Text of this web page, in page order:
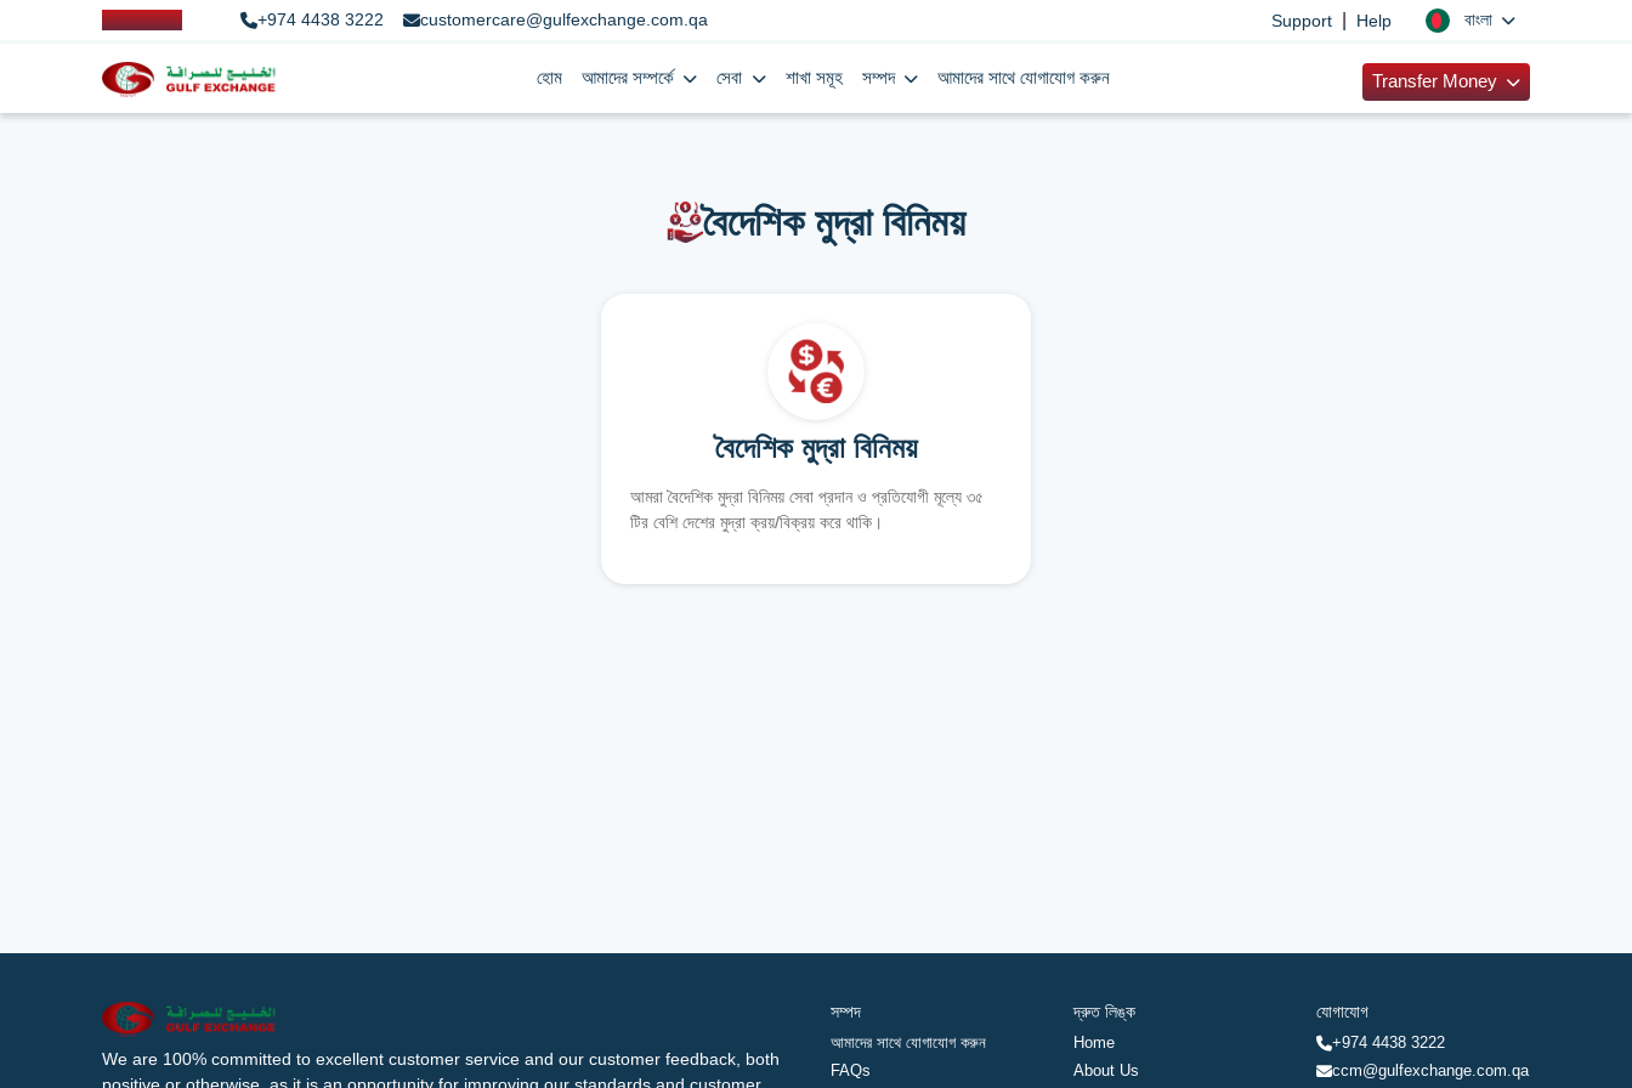
+974 4438 3222 customercare@gulfexchange.com.qa Support Help বাংলা
হোম আমাদের সম্পর্কে সেবা শাখা সমূহ সম্পদ আমাদের সাথে যোগাযোগ করুন Transfer Money
বৈদেশিক মুদ্রা বিনিময়
বৈদেশিক মুদ্রা বিনিময়
আমরা বৈদেশিক মুদ্রা বিনিময় সেবা প্রদান ও প্রতিযোগী মূল্যে ৩৫
টির বেশি দেশের মুদ্রা ক্রয়/বিক্রয় করে থাকি।
We are 100% committed to excellent customer service and our customer feedback, both
সম্পদ
আমাদের সাথে যোগাযোগ করুন
FAQs
দ্রুত লিঙ্ক
Home
About Us
যোগাযোগ
+974 4438 3222
ccm@gulfexchange.com.qa